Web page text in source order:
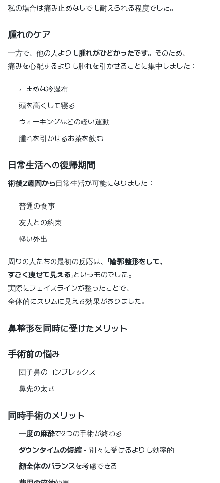
私の場合は痛み止めなしでも耐えられる程度でした。
腫れのケア
一方で、他の人よりも腫れがひどかったです。そのため、
痛みを心配するよりも腫れを引かせることに集中しました：
こまめな冷湿布
頭を高くして寝る
ウォーキングなどの軽い運動
腫れを引かせるお茶を飲む
日常生活への復帰期間
術後2週間から日常生活が可能になりました：
普通の食事
友人との約束
軽い外出
周りの人たちの最初の反応は、「輪郭整形をして、
すごく痩せて見える」というものでした。
実際にフェイスラインが整ったことで、
全体的にスリムに見える効果がありました。
鼻整形を同時に受けたメリット
手術前の悩み
団子鼻のコンプレックス
鼻先の太さ
同時手術のメリット
一度の麻酔で2つの手術が終わる
ダウンタイムの短縮 - 別々に受けるよりも効率的
顔全体のバランスを考慮できる